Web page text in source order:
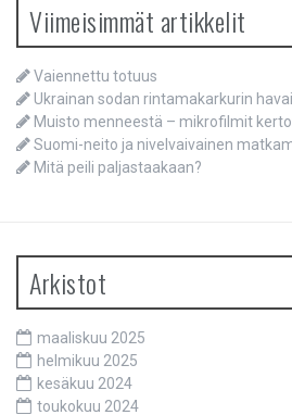
Viimeisimmät artikkelit
Vaiennettu totuus
Ukrainan sodan rintamakarkurin
Muisto menneestä – mikrofilmit
Suomi-neito ja nivelvaivainen
Mitä peili paljastaakaan?
Arkistot
maaliskuu 2025
helmikuu 2025
kesäkuu 2024
toukokuu 2024